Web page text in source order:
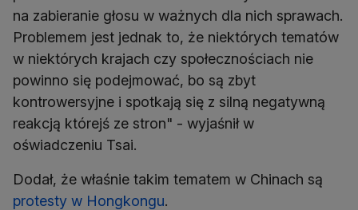
na zabieranie głosu w ważnych dla nich sprawach.
Problemem jest jednak to, że niektórych tematów
w niektórych krajach czy społecznościach nie
powinno się podejmować, bo są zbyt
kontrowersyjne i spotkają się z silną negatywną
reakcją którejś ze stron" - wyjaśnił w
oświadczeniu Tsai.
Dodał, że właśnie takim tematem w Chinach są
protesty w Hongkongu.